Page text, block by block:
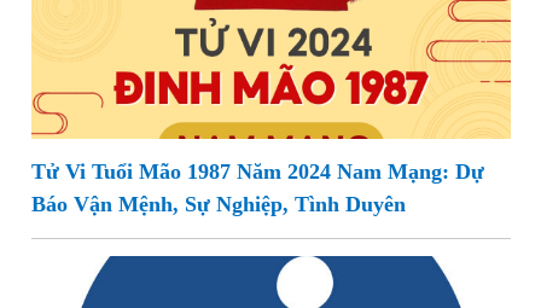
Tử Vi Tuổi Mão 1987 Năm 2024 Nam Mạng: Dự
Báo Vận Mệnh, Sự Nghiệp, Tình Duyên